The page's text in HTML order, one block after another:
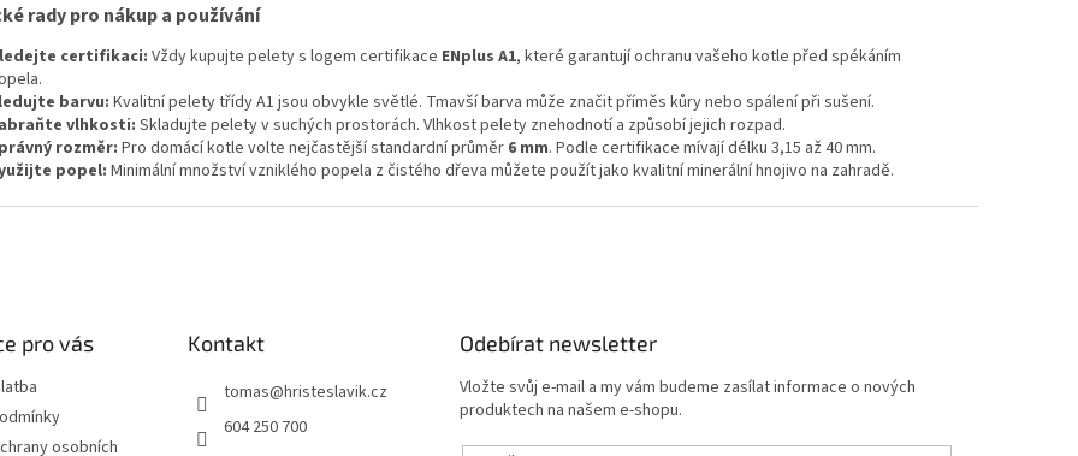
y
ý
p
i
s
rady pro nákup a používání
certifikaci:Vždy kupujte pelety s logem certifikace ENplus A1, které garantují ochranu vašeho kotle před spékáním
barvu: Kvalitní pelety třídy A1 jsou obvykle světlé. Tmavší barva může značit příměs kůry nebo spálení při sušení.
vlhkosti: Skladujte pelety v suchých prostorách. Vlhkost pelety znehodnotí a způsobí jejich rozpad.
rozměr:Pro domácí kotle volte nejčastější standardní průměr 6 mm. Podle certifikace mívají délku 3,15 až 40 mm.
popel:Minimální množství vzniklého popela z čistého dřeva můžete použít jako kvalitní minerální hnojivo na zahradě.
pro vás
osobních
Kontakt
tomas@hristeslavik.cz
604 250 700
Odebírat newsletter
Vložte svůj e-mail a my vám budeme zasílat informace o nových
produktech na našem e-shopu.